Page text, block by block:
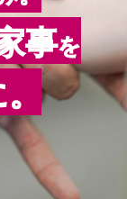
事を